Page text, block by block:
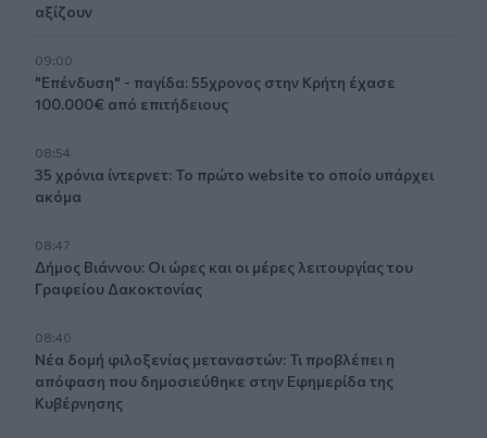
αξίζουν
09:00
"Επένδυση" - παγίδα: 55χρονος στην Κρήτη έχασε
100.000€ από επιτήδειους
08:54
35 χρόνια ίντερνετ: Το πρώτο website το οποίο υπάρχει
ακόμα
08:47
Δήμος Βιάννου: Οι ώρες και οι μέρες λειτουργίας του
Γραφείου Δακοκτονίας
08:40
Νέα δομή φιλοξενίας μεταναστών: Τι προβλέπει η
απόφαση που δημοσιεύθηκε στην Εφημερίδα της
Κυβέρνησης